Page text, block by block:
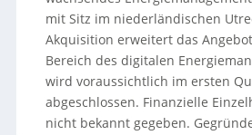
mit Sitz im niederländischen
Akquisition erweitert das
Bereich des digitalen
wird voraussichtlich im ersten
abgeschlossen. Finanzielle
nicht bekannt gegeben.